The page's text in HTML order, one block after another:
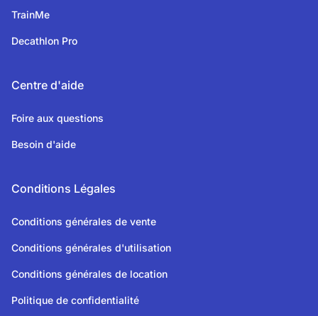
TrainMe
Decathlon Pro
Centre d'aide
Foire aux questions
Besoin d'aide
Conditions Légales
Conditions générales de vente
Conditions générales d'utilisation
Conditions générales de location
Politique de confidentialité